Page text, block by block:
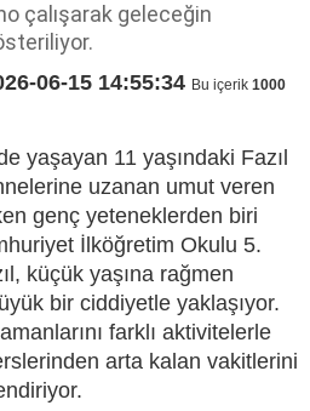
çalışarak geleceğin
06-15 14:55:34 Bu içerik 1000
yaşayan 11 yaşındaki Fazıl
uzanan umut veren
genç yeteneklerden biri
İlköğretim Okulu 5.
küçük yaşına rağmen
bir ciddiyetle yaklaşıyor.
farklı aktivitelerle
arta kalan vakitlerini